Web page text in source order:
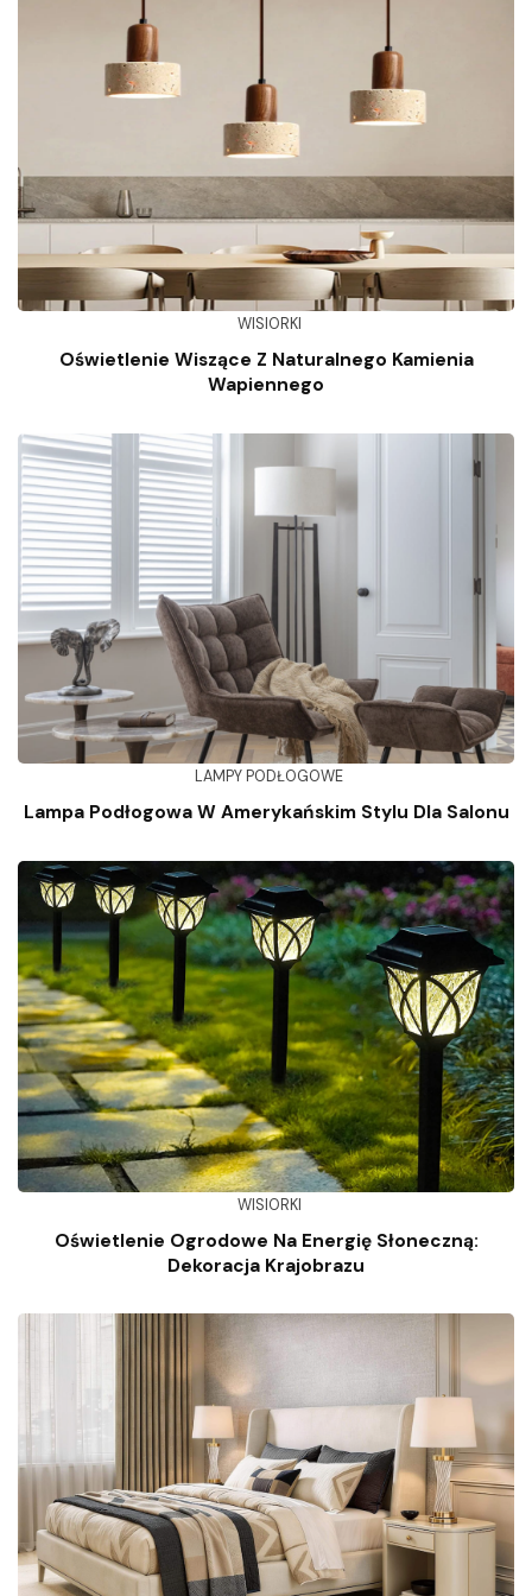
WISIORKI
Oświetlenie Wiszące Z Naturalnego Kamienia
Wapiennego
LAMPY PODŁOGOWE
Lampa Podłogowa W Amerykańskim Stylu Dla Salonu
WISIORKI
Oświetlenie Ogrodowe Na Energię Słoneczną:
Dekoracja Krajobrazu